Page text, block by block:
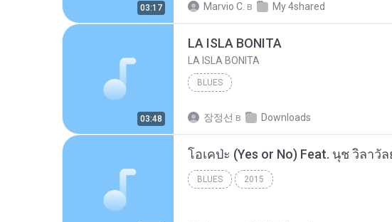
03:17 Marvio C. в My 4shared
03:48
LA ISLA BONITA
LA ISLA BONITA
BLUES
장정선 в Downloads
BLUES 2015